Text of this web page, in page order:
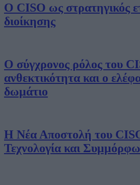
Ο CISO ως στρατηγικός
διοίκησης
Ο σύγχρονος ρόλος του
ανθεκτικότητα και ο
δωμάτιο
Η Νέα Αποστολή του
Τεχνολογία και